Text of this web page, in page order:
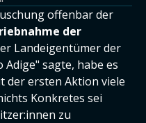
offenbar der
der
Landeigentümer der
sagte, habe es
der ersten Aktion viele
Konkretes sei
zu